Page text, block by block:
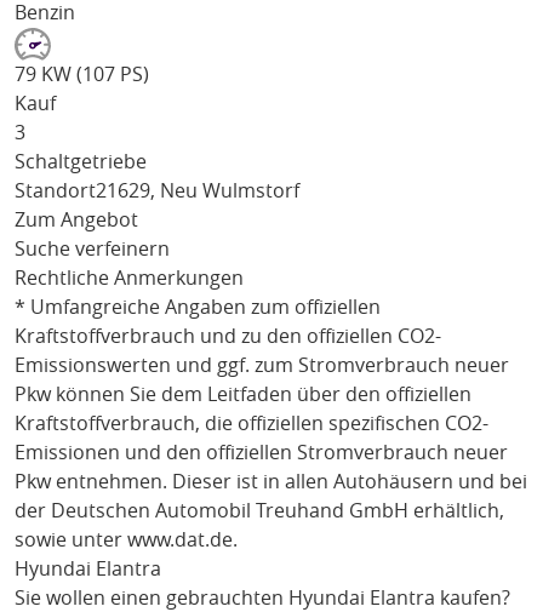
Benzin
79 KW (107 PS)
Kauf
3
Schaltgetriebe
Standort21629, Neu Wulmstorf
Zum Angebot
Suche verfeinern
Rechtliche Anmerkungen
* Umfangreiche Angaben zum offiziellen
Kraftstoffverbrauch und zu den offiziellen CO2-
Emissionswerten und ggf. zum Stromverbrauch neuer
Pkw können Sie dem Leitfaden über den offiziellen
Kraftstoffverbrauch, die offiziellen spezifischen CO2-
Emissionen und den offiziellen Stromverbrauch neuer
Pkw entnehmen. Dieser ist in allen Autohäusern und bei
der Deutschen Automobil Treuhand GmbH erhältlich,
sowie unter www.dat.de.
Hyundai Elantra
Sie wollen einen gebrauchten Hyundai Elantra kaufen?